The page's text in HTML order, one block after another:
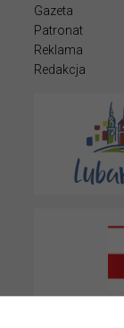
Gazeta
Patronat
Reklama
Redakcja